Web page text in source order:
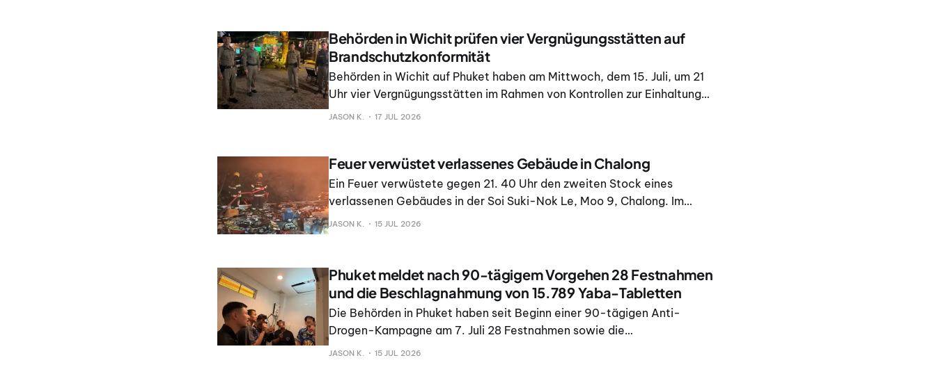
Behörden in Wichit prüfen vier Vergnügungsstätten auf
Brandschutzkonformität
Behörden in Wichit auf Phuket haben am Mittwoch, dem 15. Juli, um 21
Uhr vier Vergnügungsstätten im Rahmen von Kontrollen zur Einhaltung
der Brandschutzvorschriften und gesetzlicher Bestimmungen inspiziert.
JASON K. 17 JUL 2026
Feuer verwüstet verlassenes Gebäude in Chalong
Ein Feuer verwüstete gegen 21. 40 Uhr den zweiten Stock eines
verlassenen Gebäudes in der Soi Suki-Nok Le, Moo 9, Chalong. Im
Gebäude brannte ein Haufen Müll. Verletzte oder Todesopfer wurden
JASON K. 15 JUL 2026
Phuket meldet nach 90-tägigem Vorgehen 28 Festnahmen
und die Beschlagnahmung von 15.789 Yaba-Tabletten
Die Behörden in Phuket haben seit Beginn einer 90-tägigen Anti-
Drogen-Kampagne am 7. Juli 28 Festnahmen sowie die
Beschlagnahmung von 15. 789 Yaba-Tabletten, rund 476 Gramm
JASON K. 15 JUL 2026